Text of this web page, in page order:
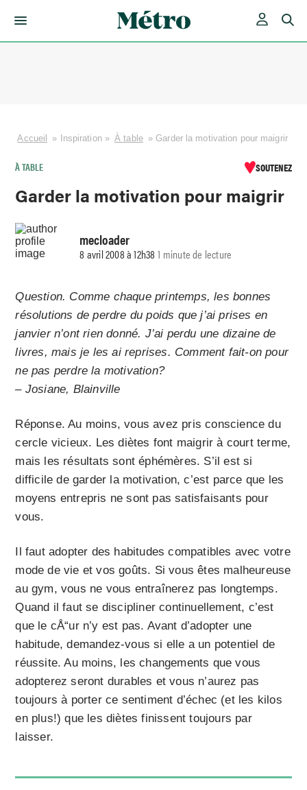
Accueil » Inspiration» À table »Garder la motivation pour maigrir
À TABLE SOUTENEZ
Garder la motivation pour maigrir
mecloader
8 avril 2008 à 12h38 1 minute de lecture
Question. Comme chaque printemps, les bonnes
résolutions de perdre du poids que j’ai prises en
janvier n’ont rien donné. J’ai perdu une dizaine de
livres, mais je les ai reprises. Comment fait-on pour
ne pas perdre la motivation?
– Josiane, Blainville
Réponse. Au moins, vous avez pris conscience du
cercle vicieux. Les diètes font maigrir à court terme,
mais les résultats sont éphémères. S’il est si
difficile de garder la motivation, c’est parce que les
moyens entrepris ne sont pas satisfaisants pour
vous.
Il faut adopter des habitudes compatibles avec votre
mode de vie et vos goûts. Si vous êtes malheureuse
au gym, vous ne vous entraînerez pas longtemps.
Quand il faut se discipliner continuellement, c’est
que le cÅ“ur n’y est pas. Avant d’adopter une
habitude, demandez-vous si elle a un potentiel de
réussite. Au moins, les changements que vous
adopterez seront durables et vous n’aurez pas
toujours à porter ce sentiment d’échec (et les kilos
en plus!) que les diètes finissent toujours par
laisser.